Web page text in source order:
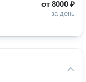
от 8000 ₽
за день